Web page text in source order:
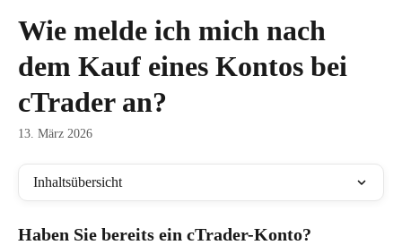
Wie melde ich mich nach
dem Kauf eines Kontos bei
cTrader an?
13. März 2026
Inhaltsübersicht
Haben Sie bereits ein cTrader-Konto?